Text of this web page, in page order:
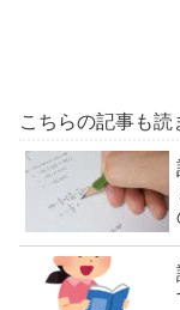
こちらの記事も読